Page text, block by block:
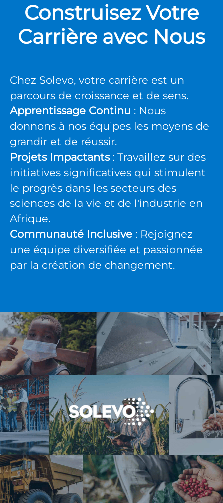
Construisez Votre
Carrière avec Nous
Chez Solevo, votre carrière est un
parcours de croissance et de sens.
Apprentissage Continu : Nous
donnons à nos équipes les moyens de
grandir et de réussir.
Projets Impactants: Travaillez sur des
initiatives significatives qui stimulent
le progrès dans les secteurs des
sciences de la vie et de l'industrie en
Afrique.
Communauté Inclusive : Rejoignez
une équipe diversifiée et passionnée
par la création de changement.